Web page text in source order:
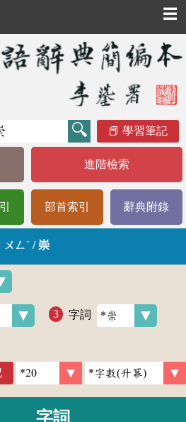
☰
學習筆記
進階檢索
部首索引 辭典附錄
ㄨㄥˊ / 崇
字詞
字詞